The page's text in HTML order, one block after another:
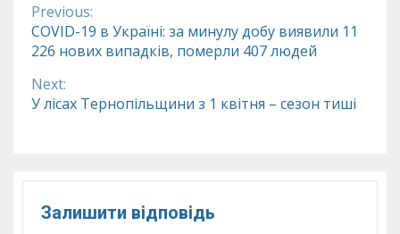
Continue
Reading
Previous:
COVID-19 в Україні: за минулу добу виявили 11
226 нових випадків, померли 407 людей
Next:
У лісах Тернопільщини з 1 квітня – сезон тиші
Залишити відповідь